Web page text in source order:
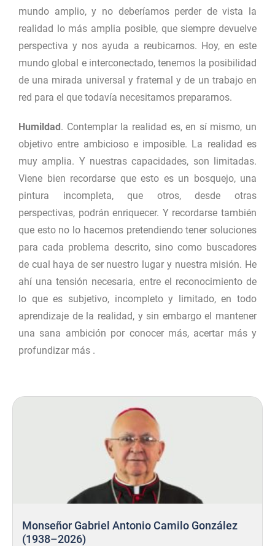
mundo amplio, y no deberíamos perder de vista la
realidad lo más amplia posible, que siempre devuelve
perspectiva y nos ayuda a reubicarnos. Hoy, en este
mundo global e interconectado, tenemos la posibilidad
de una mirada universal y fraternal y de un trabajo en
red para el que todavía necesitamos prepararnos.
Humildad. Contemplar la realidad es, en sí mismo, un
objetivo entre ambicioso e imposible. La realidad es
muy amplia. Y nuestras capacidades, son limitadas.
Viene bien recordarse que esto es un bosquejo, una
pintura incompleta, que otros, desde otras
perspectivas, podrán enriquecer. Y recordarse también
que esto no lo hacemos pretendiendo tener soluciones
para cada problema descrito, sino como buscadores
de cual haya de ser nuestro lugar y nuestra misión. He
ahí una tensión necesaria, entre el reconocimiento de
lo que es subjetivo, incompleto y limitado, en todo
aprendizaje de la realidad, y sin embargo el mantener
una sana ambición por conocer más, acertar más y
profundizar más .
Monseñor Gabriel Antonio Camilo González
(1938–2026)